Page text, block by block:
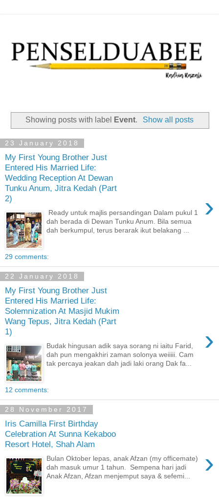
Showing posts with label Event. Show all posts
23 January 2018
My First Young Brother Just
Entered His Married Life:
Wedding Reception At Dewan
Tunku Anum, Jitra Kedah (Part
2)
›
Ready untuk majlis persandingan Dalam pukul 1
dah berada di Dewan Tunku Anum. Bila semua
dah berkumpul, terus berarak ikut belakang ...
29 comments:
22 January 2018
My First Young Brother Just
Entered His Married Life:
Solemnization At Masjid Mukim
Wang Tepus, Jitra Kedah (Part
1)
›
Budak hingusan adik saya sorang ni iaitu Farid,
dah pun mengakhiri zaman solonya weiiiii. Cam
tak percaya jeakan dah jadi laki orang Dak fa...
12 comments:
28 November 2017
Iris Camilla First Birthday
Celebration At Sunna Kekaboo
Resort Hotel, Shah Alam
›
Bulan Oktober lepas, anak Afzan (my officemate)
dah masuk umur 1 tahun. Sempena hari jadi
Anak Afzan, Afzan menjemput saya & sefemi...